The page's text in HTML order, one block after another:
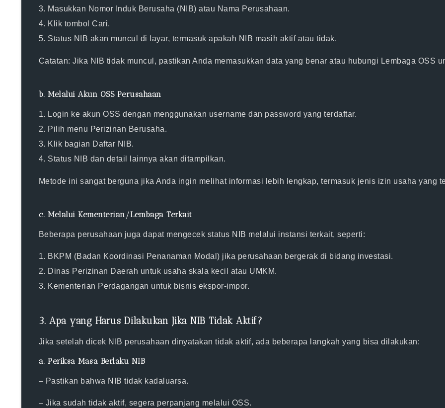
3. Masukkan Nomor Induk Berusaha (NIB) atau Nama Perusahaan.
4. Klik tombolCari.
5. Status NIB akan muncul di layar, termasuk apakah NIB masih aktif atau tidak.
Catatan: Jika NIB tidak muncul, pastikan Anda memasukkan data yang benar atau hubungi Lembaga OSS
b. Melalui Akun OSS Perusahaan
1. Login ke akun OSS dengan menggunakan username dan password yang terdaftar.
2. Pilih menu Perizinan Berusaha.
3. Klik bagian Daftar NIB.
4. Status NIB dan detail lainnya akan ditampilkan.
Metode ini sangat berguna jika Anda ingin melihat informasi lebih lengkap, termasuk jenis izin usaha yang
c. Melalui Kementerian/Lembaga Terkait
Beberapa perusahaan juga dapat mengecek status NIB melalui instansi terkait, seperti:
1. BKPM (Badan Koordinasi Penanaman Modal) jika perusahaan bergerak di bidang investasi.
2. Dinas Perizinan Daerah untuk usaha skala kecil atau UMKM.
3. Kementerian Perdagangan untuk bisnis ekspor-impor.
3. Apa yang Harus Dilakukan Jika NIB Tidak Aktif?
Jika setelah dicek NIB perusahaan dinyatakantidak aktif, ada beberapa langkah yang bisa dilakukan:
a. Periksa Masa Berlaku NIB
– Pastikan bahwa NIB tidak kadaluarsa.
– Jika sudah tidak aktif, segera perpanjang melalui OSS.